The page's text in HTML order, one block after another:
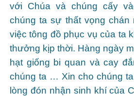
với Chúa và chúng cấy
chúng ta sự thất vọng chán
việc tông đồ phục vụ của ta
thưởng kịp thời. Hàng ngày
hạt giống bi quan và cay
chúng ta … Xin cho chúng
lòng đón nhận sinh khí của